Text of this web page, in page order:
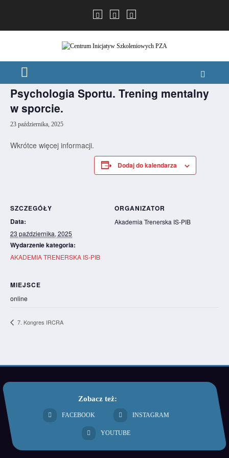
wydarzenie już minęło.
Akademia Trenerska IS-PIB:
Psychologia Sportu. Trening mentalny
w sporcie.
23 października, 2025
Wkrótce więcej informacji.
Dodaj do kalendarza
SZCZEGÓŁY
Data:
23 października, 2025
Wydarzenie kategoria:
AKADEMIA TRENERSKA IS-PIB
ORGANIZATOR
Akademia Trenerska IS-PIB
MIEJSCE
online
7. Kongres IRCRA
Zobacz też:
FACEBOOK INSTAGRAM
YOUTUBE